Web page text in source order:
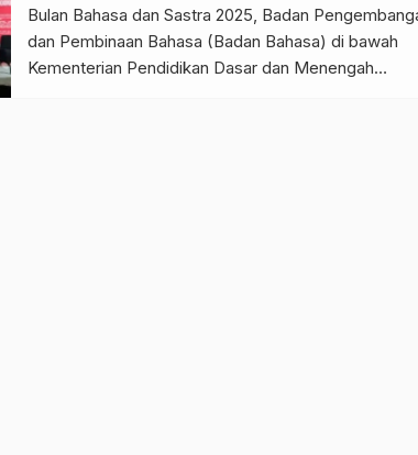
Bulan Bahasa dan Sastra 2025, Badan
dan Pembinaan Bahasa (Badan Bahasa) di bawah
Kementerian Pendidikan Dasar dan Menengah